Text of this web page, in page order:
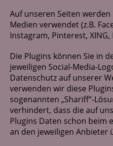
Auf unseren Seiten
Medien verwendet (z.B.
Instagram, Pinterest,
Die Plugins können Sie in
jeweiligen Social-Media-
Datenschutz auf unserer
verwenden wir diese
sogenannten „Shariff“-
verhindert, dass die auf
Plugins Daten schon beim
an den jeweiligen Anbieter